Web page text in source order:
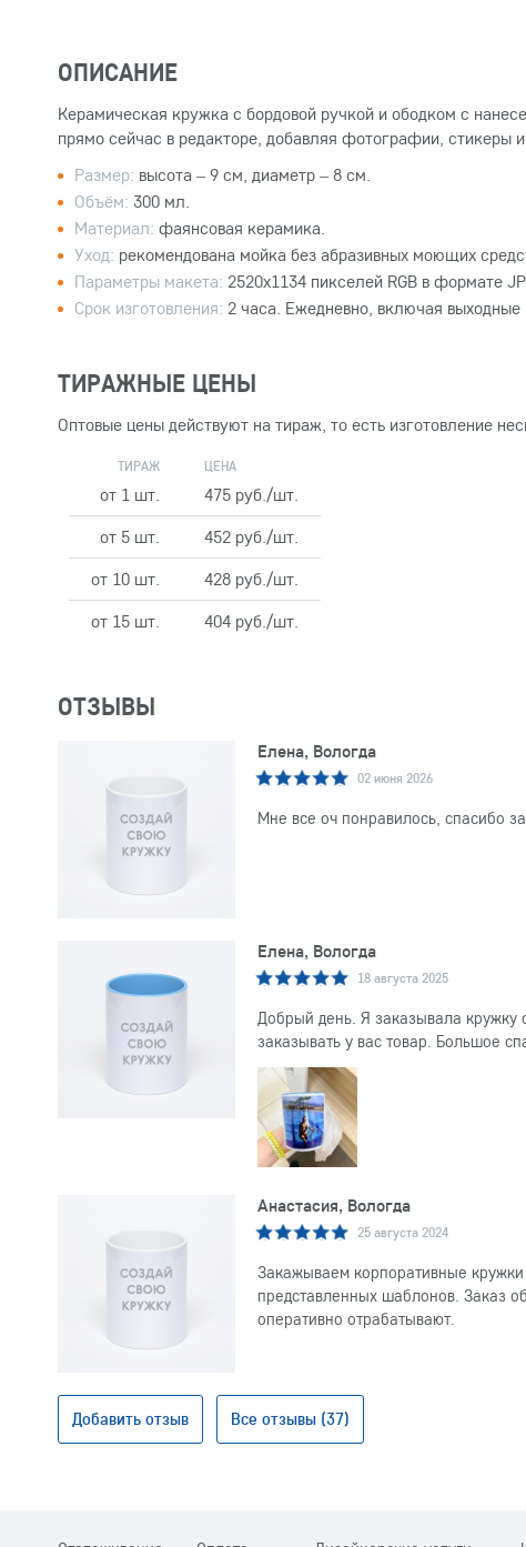
ОПИСАНИЕ
Керамическая кружка с бордовой ручкой и ободком с
прямо сейчас в редакторе, добавляя фотографии, стикеры
Размер: высота – 9 см, диаметр – 8 см.
Объём: 300 мл.
Материал: фаянсовая керамика.
Уход: рекомендована мойка без абразивных моющих
Параметры макета: 2520x1134 пикселей RGB в формате
Срок изготовления: 2 часа. Ежедневно, включая выходные
ТИРАЖНЫЕ ЦЕНЫ
Оптовые цены действуют на тираж, то есть изготовление
ТИРАЖ ЦЕНА
от 1 шт.
475 руб./шт.
от 5 шт.
452 руб./шт.
от 10 шт.
428 руб./шт.
от 15 шт.
404 руб./шт.
ОТЗЫВЫ
Елена, Вологда
02 июня 2026
Мне все оч понравилось, спасибо
Елена, Вологда
18 августа 2025
Добрый день. Я заказывала кружку
заказывать у вас товар. Большое
Анастасия, Вологда
25 августа 2024
Закажываем корпоративные
представленных шаблонов. Заказ
оперативно отрабатывают.
Добавить отзыв Все отзывы (37)